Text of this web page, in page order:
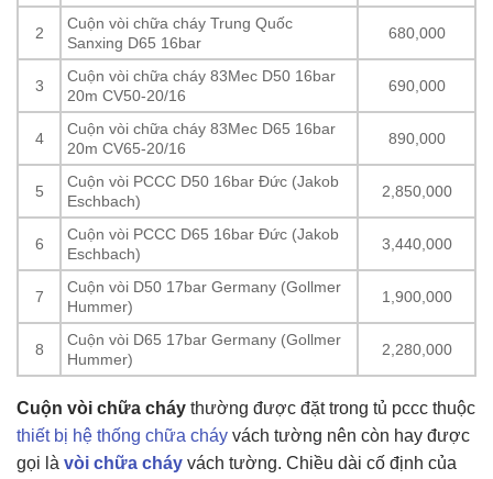
2
Cuộn vòi chữa cháy Trung Quốc
Sanxing D65 16bar
680,000
3
Cuộn vòi chữa cháy 83Mec D50 16bar
20m CV50-20/16
690,000
4
Cuộn vòi chữa cháy 83Mec D65 16bar
20m CV65-20/16
890,000
5
Cuộn vòi PCCC D50 16bar Đức (Jakob
Eschbach)
2,850,000
6
Cuộn vòi PCCC D65 16bar Đức (Jakob
Eschbach)
3,440,000
7
Cuộn vòi D50 17bar Germany (Gollmer
Hummer)
1,900,000
8
Cuộn vòi D65 17bar Germany (Gollmer
Hummer)
2,280,000
Cuộn vòi chữa cháy thường được đặt trong tủ pccc thuộc
thiết bị hệ thống chữa cháy vách tường nên còn hay được
gọi là vòi chữa cháy vách tường. Chiều dài cố định của